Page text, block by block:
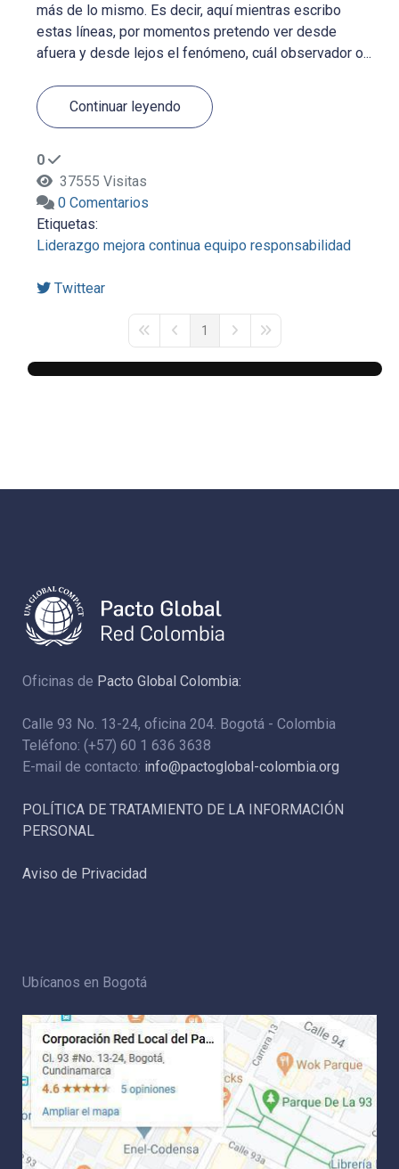
más de lo mismo. Es decir, aquí mientras escribo
estas líneas, por momentos pretendo ver desde
afuera y desde lejos el fenómeno, cuál observador o...
Continuar leyendo
0
37555 Visitas
0 Comentarios
Etiquetas:
Liderazgo mejora continua equipo responsabilidad
Twittear
First PagePrevious Page
1
Next PageLast Page
Oficinas de Pacto Global Colombia:
Calle 93 No. 13-24, oficina 204. Bogotá - Colombia
Teléfono: (+57) 60 1 636 3638
E-mail de contacto: info@pactoglobal-colombia.org
POLÍTICA DE TRATAMIENTO DE LA INFORMACIÓN
PERSONAL
Aviso de Privacidad
Ubícanos en Bogotá